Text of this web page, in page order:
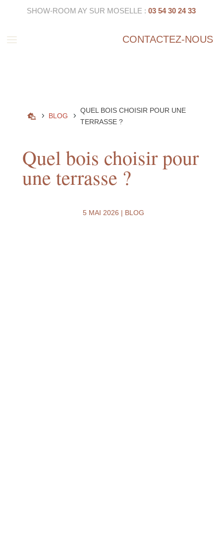
SHOW-ROOM AY SUR MOSELLE : 03 54 30 24 33
a CONTACTEZ-NOUS
 5 BLOG 5
QUEL BOIS CHOISIR POUR UNE
TERRASSE ?
Quel bois choisir pour
une terrasse ?
5 MAI 2026 | BLOG